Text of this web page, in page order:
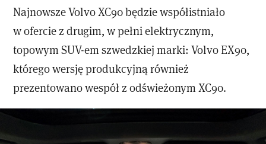
Najnowsze Volvo XC90 będzie współistniało
w ofercie z drugim, w pełni elektrycznym,
topowym SUV-em szwedzkiej marki: Volvo EX90,
którego wersję produkcyjną również
prezentowano wespół z odświeżonym XC90.